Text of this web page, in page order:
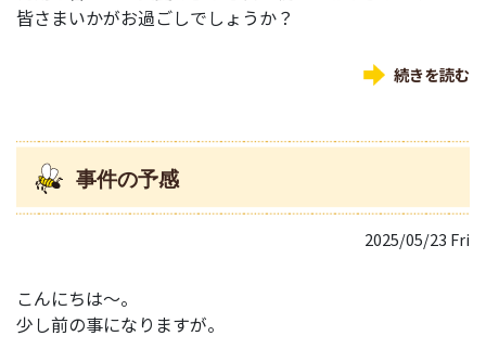
皆さまいかがお過ごしでしょうか？
続きを読む
事件の予感
2025/05/23 Fri
こんにちは～。
少し前の事になりますが。